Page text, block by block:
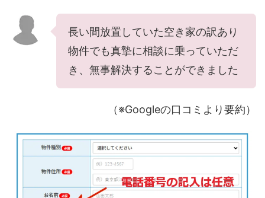
長い間放置していた空き家の訳あり
物件でも真摯に相談に乗っていただ
き、無事解決することができました
（※Googleの口コミより要約）